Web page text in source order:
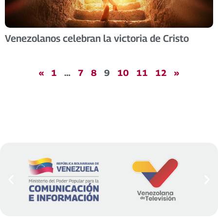
Venezolanos celebran la victoria de Cristo
« 1 … 7 8 9 10 11 12 »